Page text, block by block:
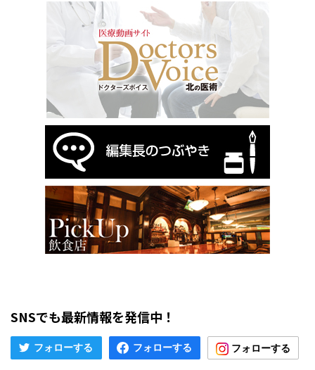
SNSでも最新情報を発信中！